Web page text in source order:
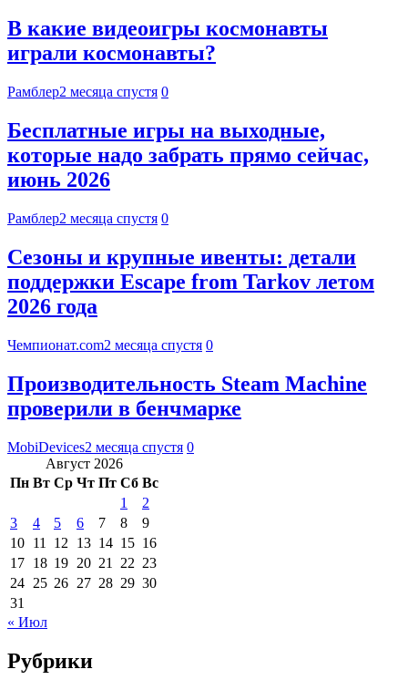
В какие видеоигры космонавты
играли космонавты?
Рамблер2 месяца спустя 0
Бесплатные игры на выходные,
которые надо забрать прямо сейчас,
июнь 2026
Рамблер2 месяца спустя 0
Сезоны и крупные ивенты: детали
поддержки Escape from Tarkov летом
2026 года
Чемпионат.com2 месяца спустя 0
Производительность Steam Machine
проверили в бенчмарке
MobiDevices2 месяца спустя 0
Август 2026
Пн Вт Ср Чт Пт Сб Вс
1
2
3
4 5 6 7 8
9
10 11 12 13 14 15 16
17 18 19 20 21 22 23
24 25 26 27 28 29 30
31
« Июл
Рубрики